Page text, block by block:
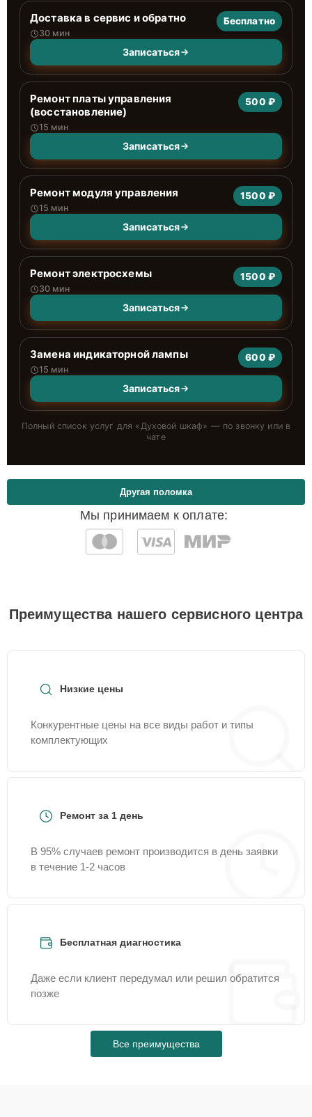
Доставка в сервис и обратно
30 мин
Бесплатно
Записаться
Ремонт платы управления
(восстановление)
15 мин
500 ₽
Записаться
Ремонт модуля управления
15 мин
1500 ₽
Записаться
Ремонт электросхемы
30 мин
1500 ₽
Записаться
Замена индикаторной лампы
15 мин
600 ₽
Записаться
Полный список услуг для «Духовой шкаф» — по звонку или в
чате
Мы принимаем к оплате:
Другая поломка
Преимущества нашего сервисного центра
Низкие цены
Конкурентные цены на все виды работ и типы
комплектующих
Ремонт за 1 день
В 95% случаев ремонт производится в день заявки
в течение 1-2 часов
Бесплатная диагностика
Даже если клиент передумал или решил обратится
позже
Все преимущества